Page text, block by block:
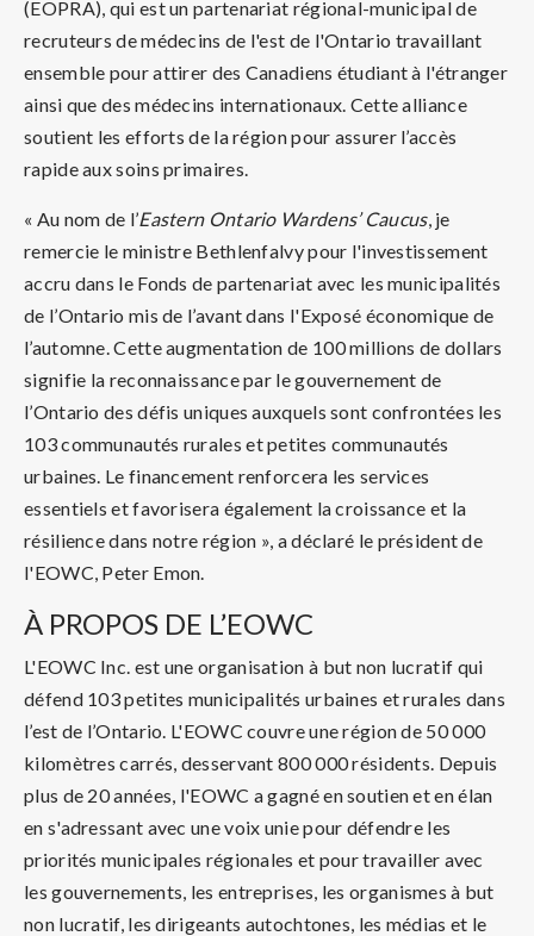
(EOPRA), qui est un partenariat régional-municipal de
recruteurs de médecins de l'est de l'Ontario travaillant
ensemble pour attirer des Canadiens étudiant à l'étranger
ainsi que des médecins internationaux. Cette alliance
soutient les efforts de la région pour assurer l’accès
rapide aux soins primaires.
« Au nom de l’Eastern Ontario Wardens’ Caucus, je
remercie le ministre Bethlenfalvy pour l'investissement
accru dans le Fonds de partenariat avec les municipalités
de l’Ontario mis de l’avant dans l'Exposé économique de
l’automne. Cette augmentation de 100 millions de dollars
signifie la reconnaissance par le gouvernement de
l’Ontario des défis uniques auxquels sont confrontées les
103 communautés rurales et petites communautés
urbaines. Le financement renforcera les services
essentiels et favorisera également la croissance et la
résilience dans notre région », a déclaré le président de
l'EOWC, Peter Emon.
À PROPOS DE L’EOWC
L'EOWC Inc. est une organisation à but non lucratif qui
défend 103 petites municipalités urbaines et rurales dans
l’est de l’Ontario. L'EOWC couvre une région de 50 000
kilomètres carrés, desservant 800 000 résidents. Depuis
plus de 20 années, l'EOWC a gagné en soutien et en élan
en s'adressant avec une voix unie pour défendre les
priorités municipales régionales et pour travailler avec
les gouvernements, les entreprises, les organismes à but
non lucratif, les dirigeants autochtones, les médias et le